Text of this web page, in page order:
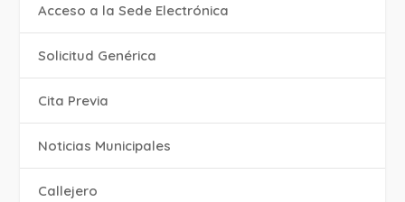
Acceso a la Sede Electrónica
Solicitud Genérica
Cita Previa
‎Noticias Municipales
Callejero